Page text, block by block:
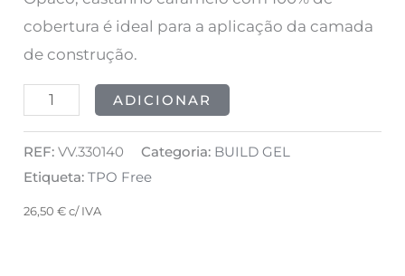
cobertura é ideal para a aplicação da camada
de construção.
50ml
ADICIONAR
REF:VV.330140 Categoria: BUILD GEL
Etiqueta:TPO Free
26,50€ c/ IVA